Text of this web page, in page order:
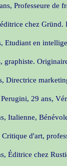
Professeure de
chez
Etudiant en
graphiste.
Directrice
29 ans,
Italienne,
Critique d'art,
Éditrice chez